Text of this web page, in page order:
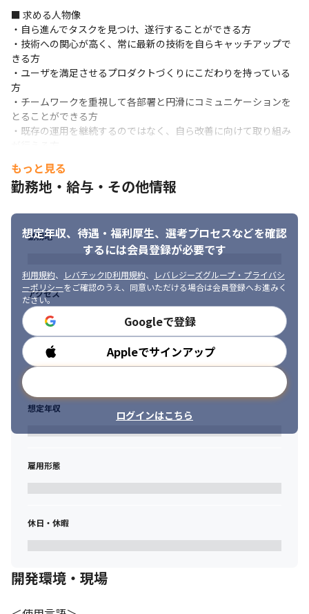
■ 求める人物像
・自ら進んでタスクを見つけ、遂行することができる方
・技術への関心が高く、常に最新の技術を自らキャッチアップで
きる方
・ユーザを満足させるプロダクトづくりにこだわりを持っている
方
・チームワークを重視して各部署と円滑にコミュニケーションを
とることができる方
・既存の運用を継続するのではなく、自ら改善に向けて取り組み
断が行える方
もっと見る
勤務地・給与・その他情報
想定年収、待遇・福利厚生、 選考プロセスなどを確認
するには会員登録が必要です
利用規約、 レバテックID利用規約、
レバレジーズグループ・プライバシ
ーポリシーをご確認のうえ、同意いただける場合は会員登録へお進みく
ださい。
Googleで登録
Appleでサインアップ
ログインはこちら
勤務地
アクセス
勤務時間
想定年収
雇用形態
休日・休暇
開発環境・現場